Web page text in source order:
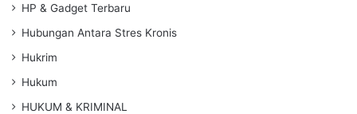
HP & Gadget Terbaru
Hubungan Antara Stres Kronis
Hukrim
Hukum
HUKUM & KRIMINAL